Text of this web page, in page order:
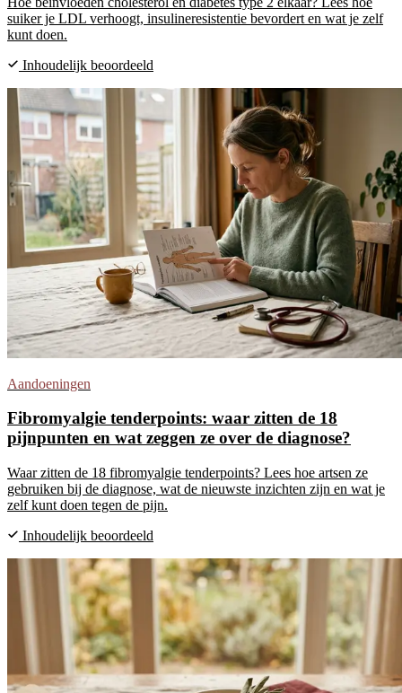
suiker je LDL verhoogt, insulineresistentie bevordert en wat je zelf
kunt doen.
Inhoudelijk beoordeeld
Aandoeningen
Fibromyalgie tenderpoints: waar zitten de 18
pijnpunten en wat zeggen ze over de diagnose?
Waar zitten de 18 fibromyalgie tenderpoints? Lees hoe artsen ze
gebruiken bij de diagnose, wat de nieuwste inzichten zijn en wat je
zelf kunt doen tegen de pijn.
Inhoudelijk beoordeeld